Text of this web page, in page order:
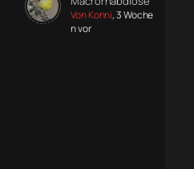
Von Konni, 3 Woche
n vor